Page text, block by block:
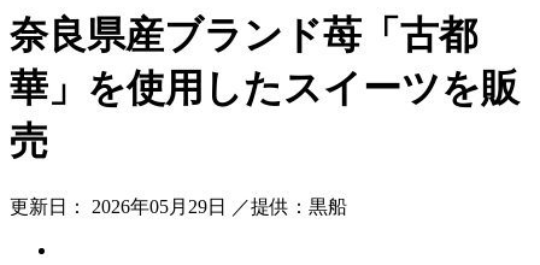
奈良県産ブランド苺「古都
華」を使用したスイーツを販
売
更新日： 2026年05月29日 ／提供：黒船